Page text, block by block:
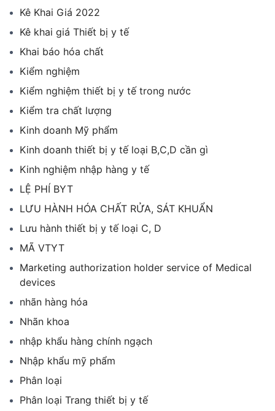
Kê Khai Giá 2022
Kê khai giá Thiết bị y tế
Khai báo hóa chất
Kiểm nghiệm
Kiểm nghiệm thiết bị y tế trong nước
Kiểm tra chất lượng
Kinh doanh Mỹ phẩm
Kinh doanh thiết bị y tế loại B,C,D cần gì
Kinh nghiệm nhập hàng y tế
LỆ PHÍ BYT
LƯU HÀNH HÓA CHẤT RỬA, SÁT KHUẨN
Lưu hành thiết bị y tế loại C, D
MÃ VTYT
Marketing authorization holder service of Medical
devices
nhãn hàng hóa
Nhãn khoa
nhập khẩu hàng chính ngạch
Nhập khẩu mỹ phẩm
Phân loại
Phân loại Trang thiết bị y tế